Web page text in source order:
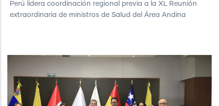
Perú lidera coordinación regional previa a la XL Reunión
extraordinaria de ministros de Salud del Área Andina